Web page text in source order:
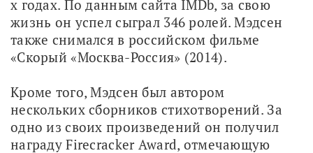
х годах. По данным сайта IMDb, за свою
жизнь он успел сыграл 346 ролей. Мэдсен
также снимался в российском фильме
«Скорый «Москва-Россия» (2014).
Кроме того, Мэдсен был автором
нескольких сборников стихотворений. За
одно из своих произведений он получил
награду Firecracker Award, отмечающую